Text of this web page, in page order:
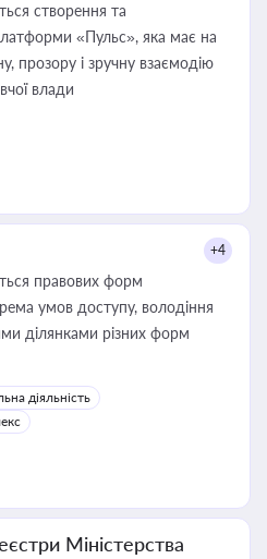
створення та
«Пульс», яка має на
прозору і зручну взаємодію
влади
+4
правових форм
умов доступу, володіння
ділянками різних форм
діяльність
Міністерства